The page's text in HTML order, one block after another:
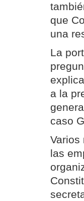
que
una
La
a la
caso
Varios
las